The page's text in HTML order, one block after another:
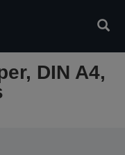
DIN A4,